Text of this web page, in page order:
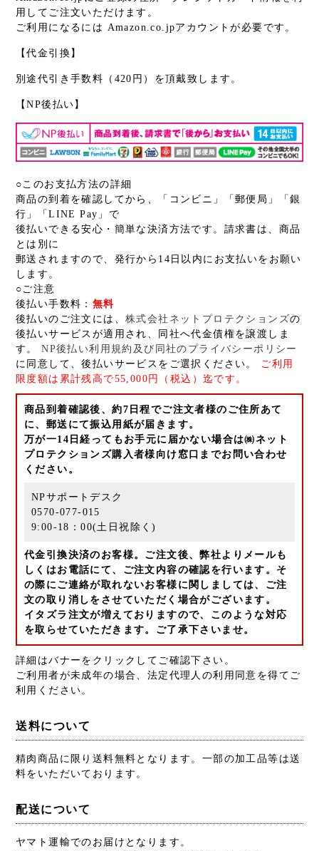
用してご注文いただけます。
ご利用になるには Amazon.co.jpアカウントが必要です。
【代金引換】
別途代引き手数料（420円）を頂戴致します。
【NP後払い】
○このお支払方法の詳細
商品の到着を確認してから、「コンビニ」「郵便局」「銀
行」「LINE Pay」で
後払いできる安心・簡単な決済方法です。請求書は、商品
とは別に
郵送されますので、発行から14日以内にお支払いをお願い
します。
○ご注意
後払い手数料： 無料
後払いのご注文には、 株式会社ネットプロテクションズの
後払いサービスが適用され、同社へ代金債権を譲渡しま
す。NP後払い利用規約及び同社のプライバシーポリシー
に同意して、後払いサービスをご選択ください。 ご利用
限度額は累計残高で55,000円（税込）迄です。
商品到着確認後、約7日程でご注文者様のご住所あて
に、郵送にて振込用紙が届きます。
万が一14日経ってもお手元に届かない場合は㈱ネット
プロテクションズ購入者様向け窓口までお問い合わせ
ください。
NPサポートデスク
0570-077-015
9:00-18：00(土日祝除く)
代金引換決済のお客様。ご注文後、弊社よりメールも
しくはお電話にて、ご注文内容の確認を行います。そ
の際にご連絡が取れないお客様に関しましては、ご注
文の取り消しをさせていただく場合がございます。
イタズラ注文が増えておりますので、このような対応
を取らせていただきます。ご了承下さいませ。
詳細はバナーをクリックしてご確認下さい。
ご利用者が未成年の場合、法定代理人の利用同意を得てご
利用ください。
送料について
精肉商品に限り送料無料となります。一部の加工品等は送
料をいただいております。
配送について
ヤマト運輸でのお届けとなります。